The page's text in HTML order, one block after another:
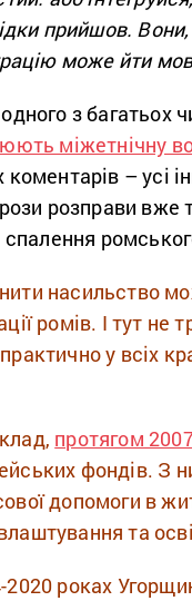
прийшов.
може йти
з багатьох
міжетнічну
коментарів – усі
розправи
насильство
ромів. І тут
у всіх
протягом
фондів. З
допомоги в
та
2020 роках